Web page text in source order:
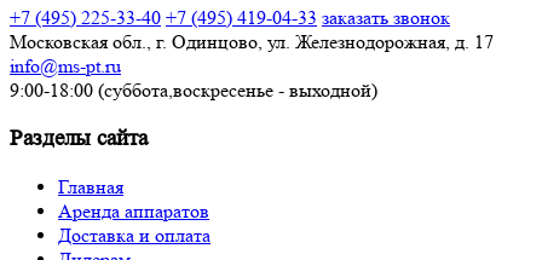
+7 (495) 225-33-40 +7 (495) 419-04-33 заказать звонок
Московская обл., г. Одинцово, ул. Железнодорожная, д. 17
info@ms-pt.ru
9:00-18:00 (суббота,воскресенье - выходной)
Разделы сайта
Главная
Аренда аппаратов
Доставка и оплата